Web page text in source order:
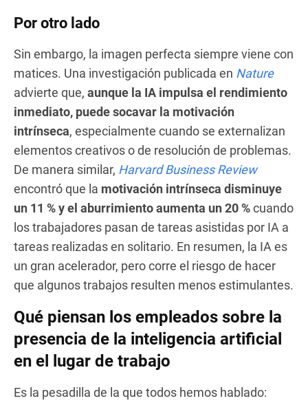
Por otro lado
Sin embargo, la imagen perfecta siempre viene con
matices. Una investigación publicada en Nature
advierte que, aunque la IA impulsa el rendimiento
inmediato, puede socavar la motivación
intrínseca, especialmente cuando se externalizan
elementos creativos o de resolución de problemas.
De manera similar, Harvard Business Review
encontró que la motivación intrínseca disminuye
un 11 % y el aburrimiento aumenta un 20 %cuando
los trabajadores pasan de tareas asistidas por IA a
tareas realizadas en solitario. En resumen, la IA es
un gran acelerador, pero corre el riesgo de hacer
que algunos trabajos resulten menos estimulantes.
Qué piensan los empleados sobre la
presencia de la inteligencia artificial
en el lugar de trabajo
Es la pesadilla de la que todos hemos hablado: